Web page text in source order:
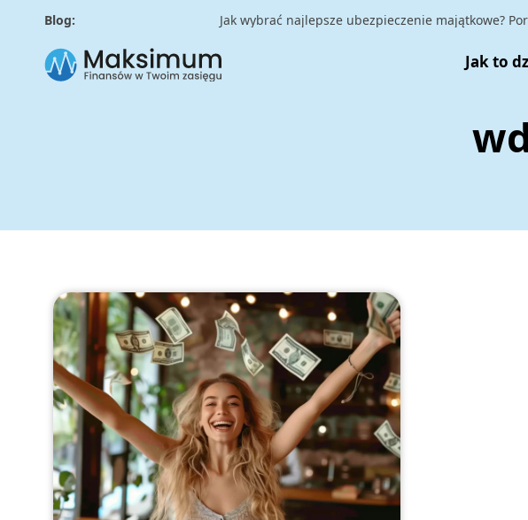
Blog: Jak wybrać najlepsze ubezpieczenie majątkowe?
Jak to